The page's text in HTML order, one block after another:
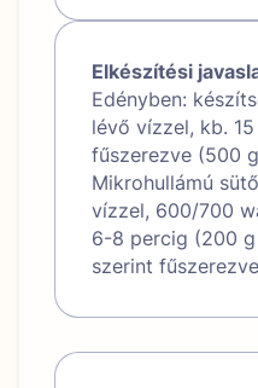
Elkészítési
Edényben:
lévő vízzel, kb.
fűszerezve (500
Mikrohullámú
vízzel, 600/700
6-8 percig (200
szerint